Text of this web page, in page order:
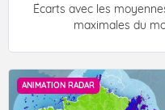
Écarts avec les
maximales du
ANIMATION RADAR